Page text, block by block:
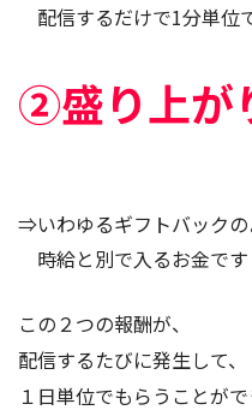
配信するだけで1分単位
②盛り上が
⇒いわゆるギフトバックの
時給と別で入るお金です
この２つの報酬が、
配信するたびに発生して、
１日単位でもらうことがで